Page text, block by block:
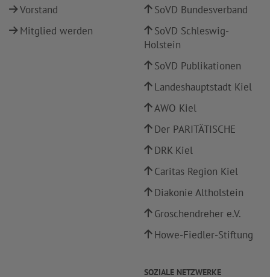
Vorstand
Mitglied werden
SoVD Bundesverband
SoVD Schleswig-
Holstein
SoVD Publikationen
Landeshauptstadt Kiel
AWO Kiel
Der PARITÄTISCHE
DRK Kiel
Caritas Region Kiel
Diakonie Altholstein
Groschendreher e.V.
Howe-Fiedler-Stiftung
SOZIALE NETZWERKE